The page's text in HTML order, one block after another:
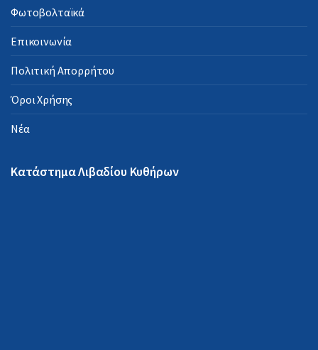
Φωτοβολταϊκά
Επικοινωνία
Πολιτική Απορρήτου
Όροι Χρήσης
Νέα
Κατάστημα Λιβαδίου Κυθήρων